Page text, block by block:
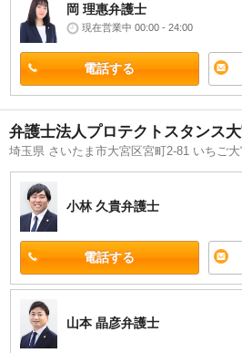
岡 理惠弁護士
現在営業中 00:00 - 24:00
電話する
弁護士法人プロテクトスタンス
埼玉県 さいたま市大宮区宮町2-81 いちご
小林 久貴弁護士
電話する
山本 晶彦弁護士